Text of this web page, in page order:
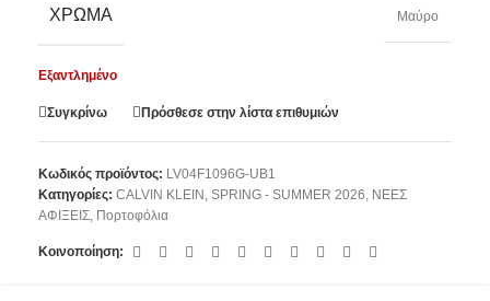
ΧΡΏΜΑ Μαύρο
Εξαντλημένο
Συγκρίνω Πρόσθεσε στην λίστα επιθυμιών
Κωδικός προϊόντος: LV04F1096G-UB1
Κατηγορίες: CALVIN KLEIN , SPRING - SUMMER 2026, ΝΕΕΣ
ΑΦΙΞΕΙΣ, Πορτοφόλια
Κοινοποίηση: